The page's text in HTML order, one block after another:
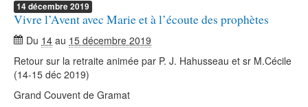
14décembre2019
Vivre l’Avent avec Marie et à l’écoute des prophètes
Du 14 au 15 décembre 2019
Retour sur la retraite animée par P. J. Hahusseau et sr M.Cécile
(14-15 déc 2019)
Grand Couvent de Gramat